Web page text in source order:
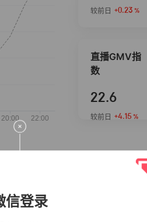
信登录
较前日 +0.23 %
直播GMV指
数
22.6
较前日 +4.15 %